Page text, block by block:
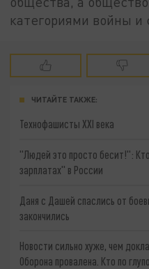
категориями войны и
ЧИТАЙТЕ ТАКЖЕ:
Технофашисты XXI века
"Людей это просто бесит!":
зарплатах" в России
Даня с Дашей спаслись от
закончились
Новости сильно хуже, чем
Оборона провалена. Кто по